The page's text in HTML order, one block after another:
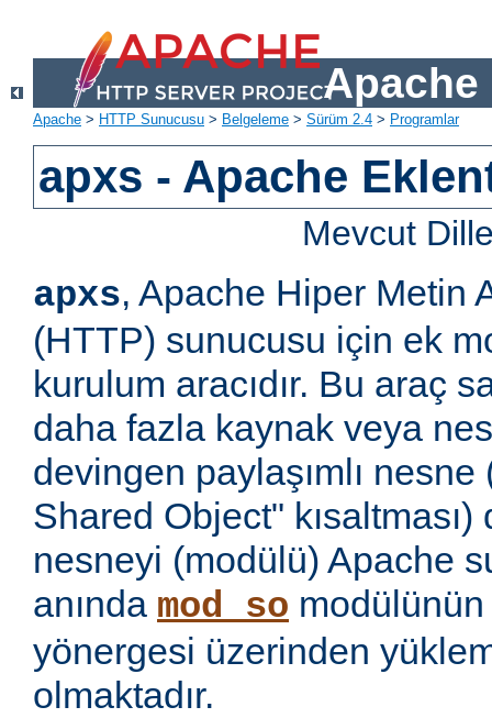
Apache
Apache > HTTP Sunucusu > Belgeleme > Sürüm 2.4 > Programlar
apxs - Apache
Mevcut
apxs, Apache Hiper Metin
(HTTP) sunucusu için ek
kurulum aracıdır. Bu araç
daha fazla kaynak veya
devingen paylaşımlı
Shared Object"
nesneyi (modülü) Apache
anında mod_so
yönergesi üzerinden
olmaktadır.